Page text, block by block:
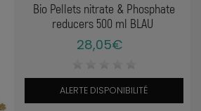
Bio Pellets nitrate & Phosphate
reducers 500 ml BLAU
28,05€
ALERTE DISPONIBILITÉ